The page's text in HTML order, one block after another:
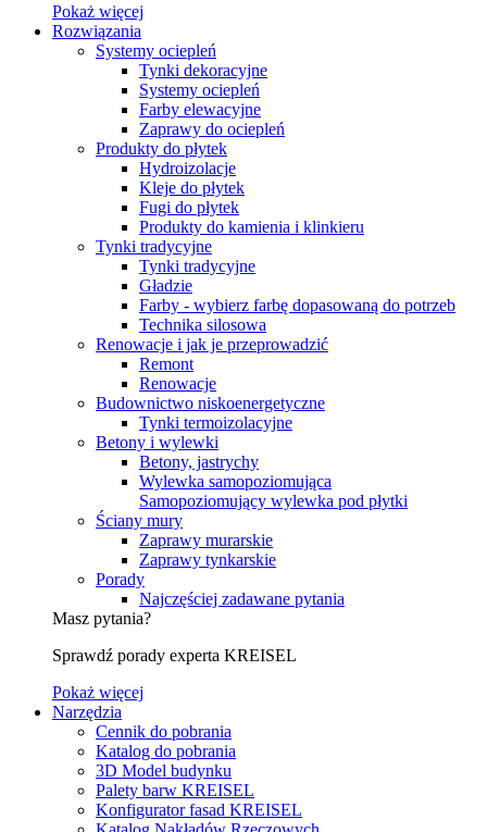
Pokaż więcej
Rozwiązania
Systemy ociepleń
Tynki dekoracyjne
Systemy ociepleń
Farby elewacyjne
Zaprawy do ociepleń
Produkty do płytek
Hydroizolacje
Kleje do płytek
Fugi do płytek
Produkty do kamienia i klinkieru
Tynki tradycyjne
Tynki tradycyjne
Gładzie
Farby - wybierz farbę dopasowaną do potrzeb
Technika silosowa
Renowacje i jak je przeprowadzić
Remont
Renowacje
Budownictwo niskoenergetyczne
Tynki termoizolacyjne
Betony i wylewki
Betony, jastrychy
Wylewka samopoziomująca
Samopoziomujący wylewka pod płytki
Ściany mury
Zaprawy murarskie
Zaprawy tynkarskie
Porady
Najczęściej zadawane pytania
Masz pytania?
Sprawdź porady experta KREISEL
Pokaż więcej
Narzędzia
Cennik do pobrania
Katalog do pobrania
3D Model budynku
Palety barw KREISEL
Konfigurator fasad KREISEL